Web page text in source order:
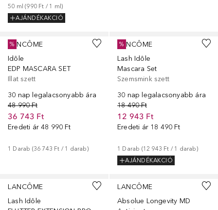
50 ml (990 Ft / 1 ml)
AJÁNDÉKAKCIÓ
LANCÔME
Idôle
EDP MASCARA SET
Illat szett
30 nap legalacsonyabb ára
48 990 Ft
36 743 Ft
Eredeti ár 48 990 Ft
1 Darab (36 743 Ft / 1 darab)
%
LANCÔME
Lash Idôle
Mascara Set
Szemsmink szett
30 nap legalacsonyabb ára
18 490 Ft
12 943 Ft
Eredeti ár 18 490 Ft
1 Darab (12 943 Ft / 1 darab)
AJÁNDÉKAKCIÓ
%
LANCÔME
Lash Idôle
LANCÔME
Absolue Longevity MD